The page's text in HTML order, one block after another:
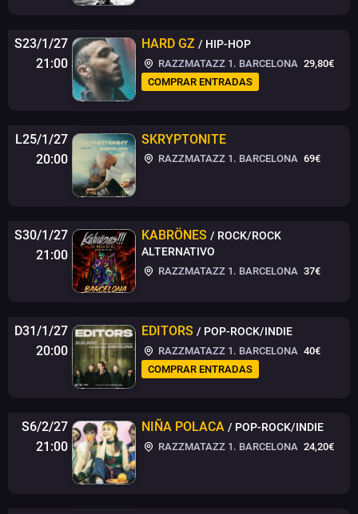
S23/1/27
21:00
HARD GZ / HIP-HOP
RAZZMATAZZ 1. BARCELONA 29,80€
COMPRAR ENTRADAS
L25/1/27
20:00
SKRYPTONITE
RAZZMATAZZ 1. BARCELONA 69€
S30/1/27
21:00
KABRÖNES / ROCK/ROCK
ALTERNATIVO
RAZZMATAZZ 1. BARCELONA 37€
D31/1/27
20:00
EDITORS / POP-ROCK/INDIE
RAZZMATAZZ 1. BARCELONA 40€
COMPRAR ENTRADAS
S6/2/27
21:00
NIÑA POLACA / POP-ROCK/INDIE
RAZZMATAZZ 1. BARCELONA 24,20€